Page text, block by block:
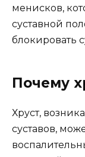
менисков,
суставной
блокировать
Почему
Хруст,
суставов,